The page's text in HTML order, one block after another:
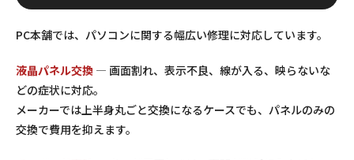
PC本舗では、パソコンに関する幅広い修理に対応しています。
液晶パネル交換 — 画面割れ、表示不良、線が入る、映らないな
どの症状に対応。
メーカーでは上半身丸ごと交換になるケースでも、パネルのみの
交換で費用を抑えます。